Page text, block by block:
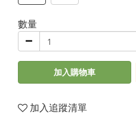
數量
加入購物車
加入追蹤清單